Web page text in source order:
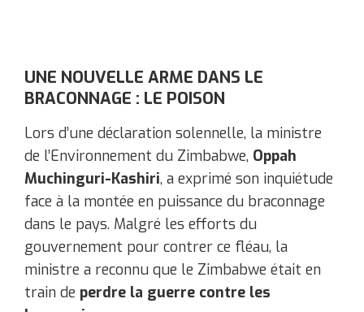
UNE NOUVELLE ARME DANS LE
BRACONNAGE : LE POISON
Lors d’une déclaration solennelle, la ministre
de l’Environnement du Zimbabwe, Oppah
Muchinguri-Kashiri, a exprimé son inquiétude
face à la montée en puissance du braconnage
dans le pays. Malgré les efforts du
gouvernement pour contrer ce fléau, la
ministre a reconnu que le Zimbabwe était en
train de perdre la guerre contre les